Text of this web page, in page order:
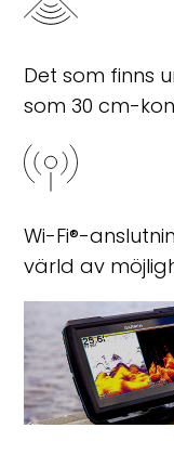
Det som finns
som 30 cm-
Wi-Fi®-
värld av